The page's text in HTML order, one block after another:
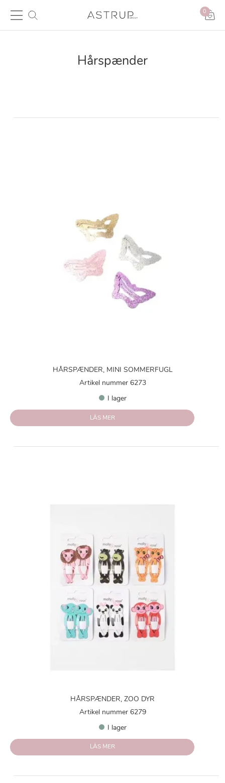
0
Hårspænder
HÅRSPÆNDER, MINI SOMMERFUGL
Artikel nummer 6273
I lager
LÄS MER
HÅRSPÆNDER, ZOO DYR
Artikel nummer 6279
I lager
LÄS MER